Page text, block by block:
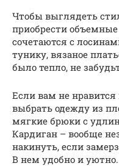
Чтобы выглядеть
приобрести
сочетаются с
тунику, вязаное
было тепло, не
Если вам не
выбрать одежду из
мягкие брюки с
Кардиган – вообще
накинуть, если
В нем удобно и уютно.